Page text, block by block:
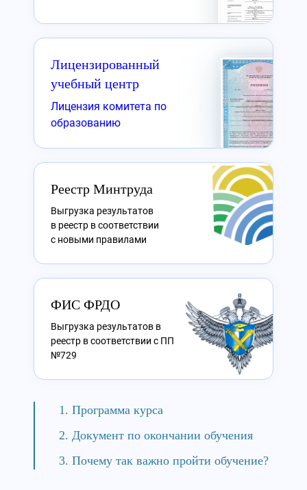
Лицензированный
учебный центр
Лицензия комитета по
образованию
Реестр Минтруда
Выгрузка результатов
в реестр в соответствии
с новыми правилами
ФИС ФРДО
Выгрузка результатов в
реестр в соответствии с ПП
№729
Программа курса
Документ по окончании обучения
Почему так важно пройти обучение?